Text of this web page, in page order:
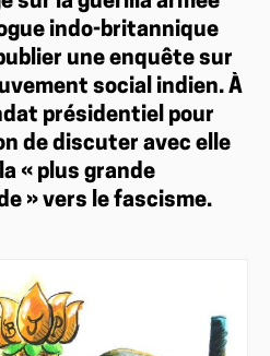
indo-britannique
une enquête sur
social indien. À
présidentiel pour
de discuter avec elle
« plus grande
» vers le fascisme.